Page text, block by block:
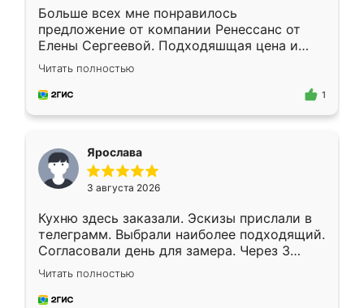
Больше всех мне понравилось
предложение от компании Ренессанс от
Елены Сергеевой. Подходяшщая цена и
короткие сроки изготовления. Приехавший
для замера сотрудник Владислав
предложил по моему эскизу самый
Читать полностью
1
Ярослава
3 августа 2026
Кухню здесь заказали. Эскизы прислали в
телеграмм. Выбрали наиболее подходящий.
Согласовали день для замера. Через 3
недели кухня была уже готова. Остались
довольны работой. Спасибо Ренессанс
мебель за качественную работу!
Читать полностью